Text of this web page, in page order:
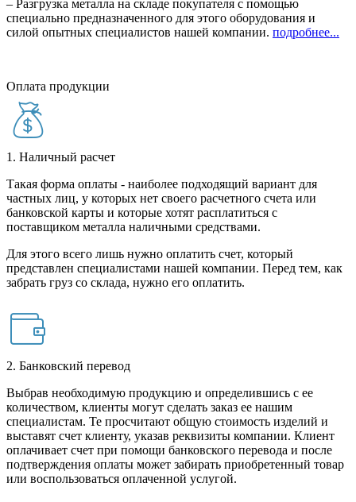
– Разгрузка металла на складе покупателя с помощью
специально предназначенного для этого оборудования и
силой опытных специалистов нашей компании. подробнее...
Оплата продукции
1. Наличный расчет
Такая форма оплаты - наиболее подходящий вариант для
частных лиц, у которых нет своего расчетного счета или
банковской карты и которые хотят расплатиться с
поставщиком металла наличными средствами.
Для этого всего лишь нужно оплатить счет, который
представлен специалистами нашей компании. Перед тем, как
забрать груз со склада, нужно его оплатить.
2. Банковский перевод
Выбрав необходимую продукцию и определившись с ее
количеством, клиенты могут сделать заказ ее нашим
специалистам. Те просчитают общую стоимость изделий и
выставят счет клиенту, указав реквизиты компании. Клиент
оплачивает счет при помощи банковского перевода и после
подтверждения оплаты может забирать приобретенный товар
или воспользоваться оплаченной услугой.